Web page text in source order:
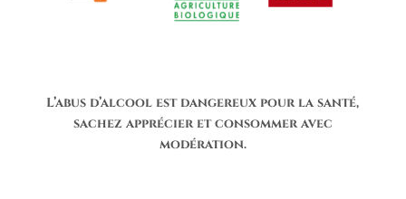
L’abus d’alcool est dangereux pour la santé,
sachez apprécier et consommer avec
modération.